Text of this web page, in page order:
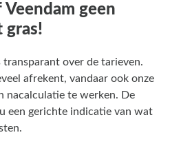
geen
gras!
over de tarieven.
afrekent, vandaar ook onze
nacalculatie te werken. De
een gerichte indicatie van wat